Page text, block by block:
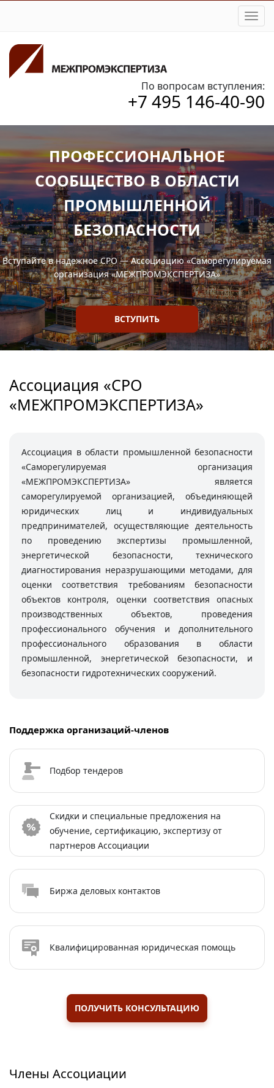
По вопросам вступления:
+7 495 146-40-90
ПРОФЕССИОНАЛЬНОЕ
СООБЩЕСТВО В ОБЛАСТИ
ПРОМЫШЛЕННОЙ
БЕЗОПАСНОСТИ
Вступайте в надежное СРО — Ассоциацию «Саморегулируемая
организация «МЕЖПРОМЭКСПЕРТИЗА»
ВСТУПИТЬ
Ассоциация «СРО
«МЕЖПРОМЭКСПЕРТИЗА»
Ассоциация в области промышленной безопасности
«Саморегулируемая организация
«МЕЖПРОМЭКСПЕРТИЗА» является
саморегулируемой организацией, объединяющей
юридических лиц и индивидуальных
предпринимателей, осуществляющие деятельность
по проведению экспертизы промышленной,
энергетической безопасности, технического
диагностирования неразрушающими методами, для
оценки соответствия требованиям безопасности
объектов контроля, оценки соответствия опасных
производственных объектов, проведения
профессионального обучения и дополнительного
профессионального образования в области
промышленной, энергетической безопасности, и
безопасности гидротехнических сооружений.
Поддержка организаций-членов
Подбор тендеров
Скидки и специальные предложения на
обучение, сертификацию, экспертизу от
партнеров Ассоциации
Биржа деловых контактов
Квалифицированная юридическая помощь
ПОЛУЧИТЬ КОНСУЛЬТАЦИЮ
Члены Ассоциации